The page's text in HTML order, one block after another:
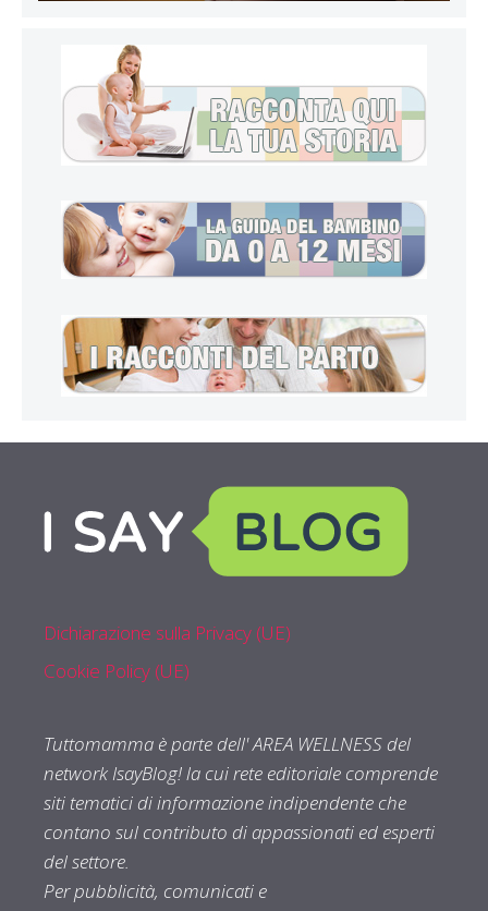
Dichiarazione sulla Privacy (UE)
Cookie Policy (UE)
Tuttomamma è parte dell' AREA WELLNESS del
network IsayBlog! la cui rete editoriale comprende
siti tematici di informazione indipendente che
contano sul contributo di appassionati ed esperti
del settore.
Per pubblicità, comunicati e